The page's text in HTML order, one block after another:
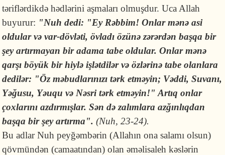
təriflərdikdə hədlərini aşmaları olmuşdur. Uca Allah
buyurur: "Nuh dedi: "Ey Rəbbim! Onlar mənə asi
oldular və var-dövləti, övladı özünə zərərdən başqa bir
şey artırmayan bir adama tabe oldular. Onlar mənə
qarşı böyük bir hiylə işlətdilər və özlərinə tabe olanlara
dedilər: "Öz məbudlarınızı tərk etməyin; Vəddi, Suvanı,
Yəğusu, Yəuqu və Nəsri tərk etməyin!" Artıq onlar
çoxlarını azdırmışlar. Sən də zalımlara azğınlıqdan
başqa bir şey artırma".(Nuh, 23-24).
Bu adlar Nuh peyğəmbərin (Allahın ona salamı olsun)
qövmündən (camaatından) olan əməlisaleh kəslərin